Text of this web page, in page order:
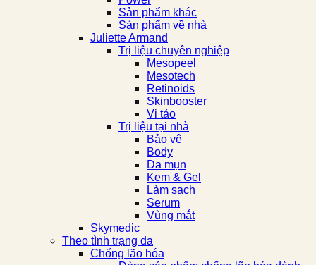
Sản phẩm khác
Sản phẩm về nhà
Juliette Armand
Trị liệu chuyên nghiệp
Mesopeel
Mesotech
Retinoids
Skinbooster
Vi tảo
Trị liệu tại nhà
Bảo vệ
Body
Da mụn
Kem & Gel
Làm sạch
Serum
Vùng mắt
Skymedic
Theo tình trạng da
Chống lão hóa